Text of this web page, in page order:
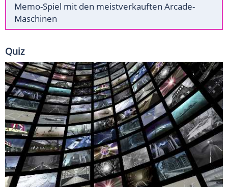
Memo-Spiel mit den meistverkauften Arcade-
Maschinen
Quiz